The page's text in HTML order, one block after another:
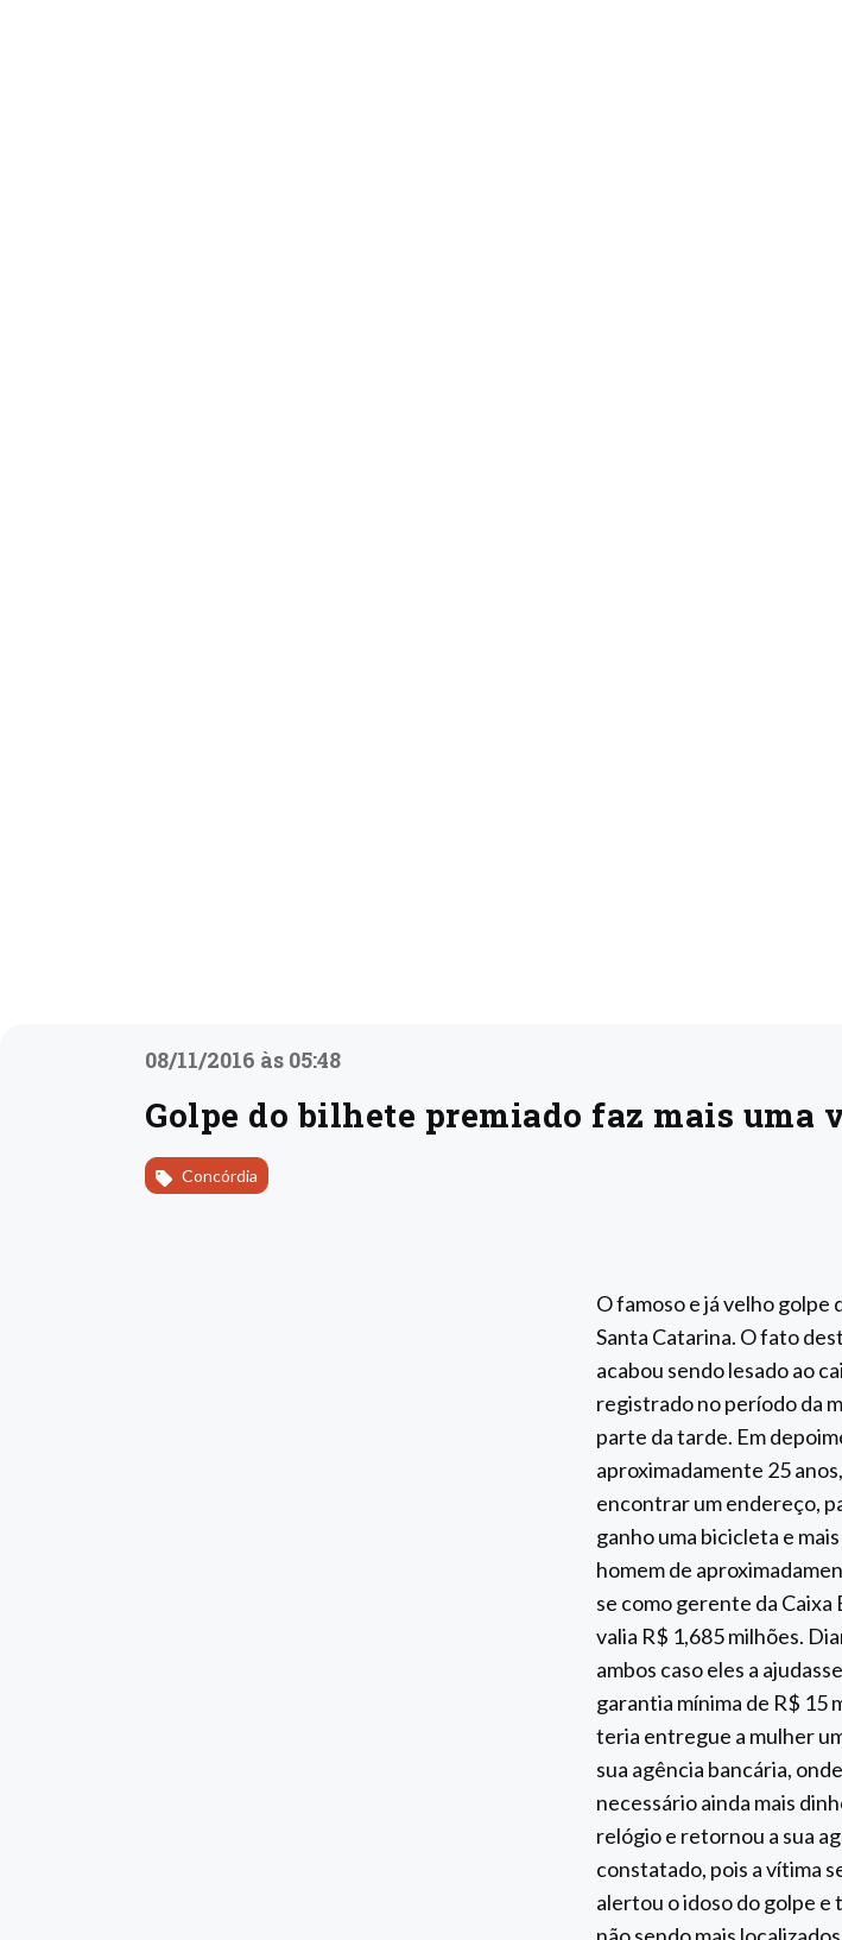
08/11/2016 às 05:48
Golpe do bilhete premiado faz mais uma
Concórdia
O famoso e já velho
Santa Catarina. O fato
acabou sendo lesado ao
registrado no período da
parte da tarde. Em
aproximadamente 25
encontrar um endereço,
ganho uma bicicleta e
homem de
se como gerente da
valia R$ 1,685 milhões.
ambos caso eles a
garantia mínima de R$ 15
teria entregue a mulher
sua agência bancária,
necessário ainda mais
relógio e retornou a sua
constatado, pois a vítima
alertou o idoso do golpe e